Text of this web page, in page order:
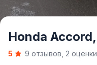
ItemHonda Accord,
5 9 отзывов, 2 оценки